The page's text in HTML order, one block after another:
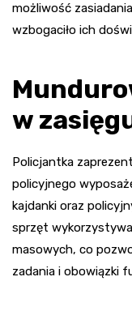
możliwość
wzbogaciło ich
w
Policjantka
policyjnego
kajdanki oraz
sprzęt
masowych, co
zadania i obowiązki